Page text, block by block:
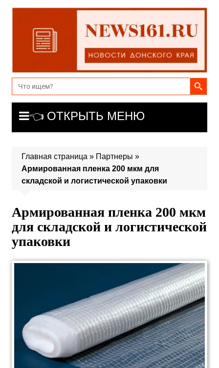
Перейти
содержимому
Search
for:
Search Button
👈 ОТКРЫТЬ МЕНЮ
Главная страница » Партнеры »
Армированная пленка 200 мкм для
складской и логистической упаковки
Армированная пленка 200 мкм
для складской и логистической
упаковки